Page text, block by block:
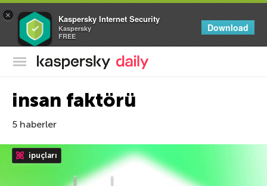
× Kaspersky Internet Security
Kaspersky
FREE
Download
Kaspersky Resmi Blogu
insan faktörü
5 haberler
ipuçları